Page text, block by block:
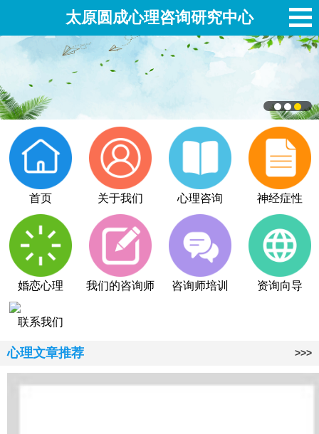
太原圆成心理咨询研究中心
首页 关于我们 心理咨询 神经症性
婚恋心理 我们的咨询师 咨询师培训 资询向导
联系我们
心理文章推荐 >>>